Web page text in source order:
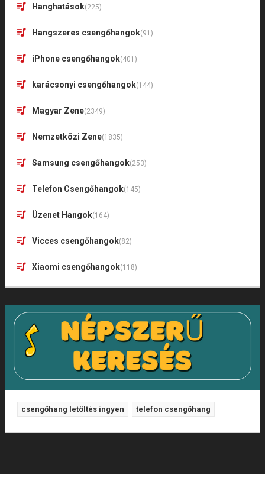
Hanghatások(225)
Hangszeres csengőhangok(91)
iPhone csengőhangok(401)
karácsonyi csengőhangok(144)
Magyar Zene(2349)
Nemzetközi Zene(1835)
Samsung csengőhangok(253)
Telefon Csengőhangok(145)
Üzenet Hangok(164)
Vicces csengőhangok(82)
Xiaomi csengőhangok(118)
csengőhang letöltés ingyen telefon csengőhang